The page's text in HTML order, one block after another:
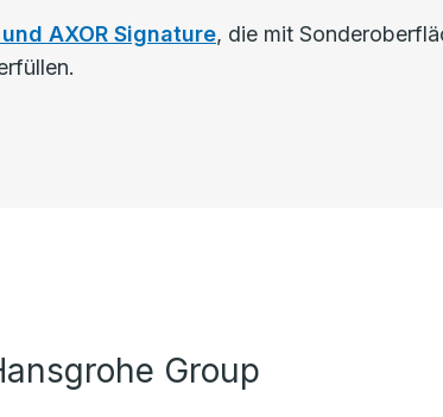
AXOR Signature, die mit
Group